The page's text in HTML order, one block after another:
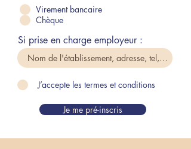
Virement bancaire
Chèque
Si prise en charge employeur :
J’accepte les termes et conditions
Je me pré-inscris